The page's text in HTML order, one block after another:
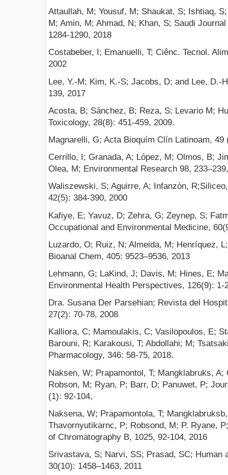
Attaullah, M; Yousuf, M; Shaukat, S; Ishtiaq,
M; Amin, M; Ahmad, N; Khan, S; Saudi
1284-1290, 2018
Costabeber, I; Emanuelli, T; Ciênc. Tecnol.
2002
Lee, Y.-M; Kim, K.-S; Jacobs, D; and Lee, D.-
139, 2017
Acosta, B; Sánchez, B; Reza, S; Levario M;
Toxicology, 28(8): 451-459, 2009.
Magnarelli, G; Acta Bioquím Clín Latinoam, 49
Cerrillo, I; Granada, A; López, M; Olmos, B;
Olea, M; Environmental Research 98,
Waliszewski, S; Aguirre, A; Infanzón,
42(5): 384-390, 2000
Kafiye, E; Yavuz, D; Zehra, G; Zeynep, S;
Occupational and Environmental Medicine,
Luzardo, O; Ruiz, N; Almeida, M; Henríquez,
Bioanal Chem, 405: 9523–9536, 2013
Lehmann, G; LaKind, J; Davis, M; Hines, E;
Environmental Health Perspectives, 126(9): 1-
Dra. Susana Der Parsehian; Revista del
27(2): 70-78, 2008
Kalliora, C; Mamoulakis, C; Vasilopoulos, E;
Barouni, R; Karakousi, T; Abdollahi; M;
Pharmacology, 346: 58-75, 2018.
Naksen, W; Prapamontol, T; Mangklabruks,
Robson, M; Ryan, P; Barr, D; Panuwet, P;
(1): 92-104,
Naksena, W; Prapamontola, T;
Thavornyutikarnc, P; Robsond, M; P. Ryane,
of Chromatography B, 1025, 92-104, 2016
Srivastava, S; Narvi, SS; Prasad, SC; Human
30(10): 1458–1463, 2011